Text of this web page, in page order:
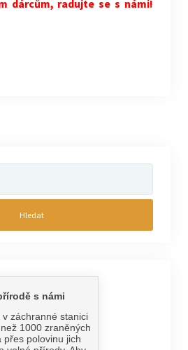
dárcům, radujte se s námi!